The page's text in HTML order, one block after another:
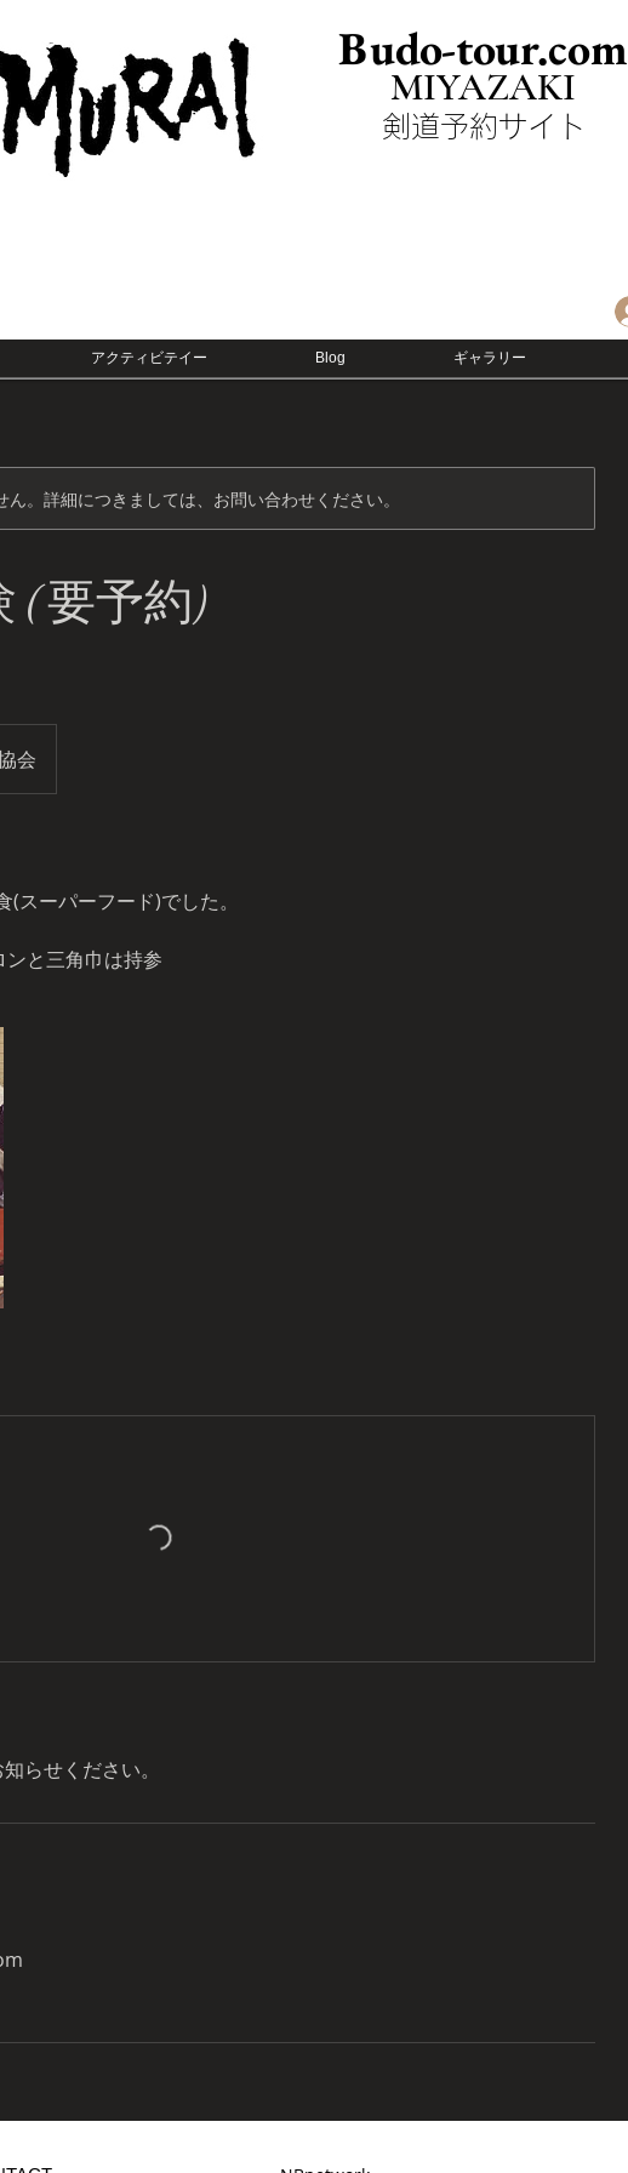
Budo-tour.com
MIYAZAKI
​剣道予約サイト
アクティビテイー Blog ギャラリー
。詳細につきましては、お問い合わせください。
( 要予約)
会
スーパーフード)でした。
と三角巾は持参
らせください。